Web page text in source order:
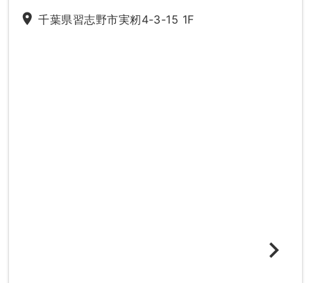
place 千葉県習志野市実籾4-3-15 1F